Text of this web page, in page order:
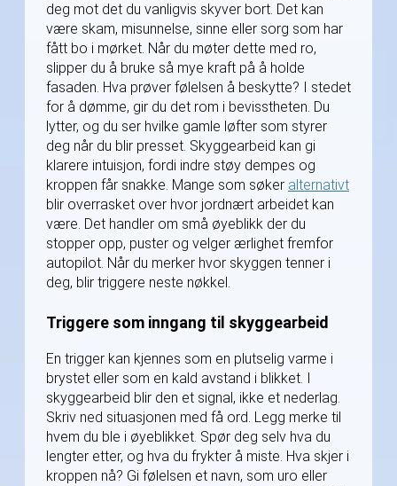
deg mot det du vanligvis skyver bort. Det kan
være skam, misunnelse, sinne eller sorg som har
fått bo i mørket. Når du møter dette med ro,
slipper du å bruke så mye kraft på å holde
fasaden. Hva prøver følelsen å beskytte? I stedet
for å dømme, gir du det rom i bevisstheten. Du
lytter, og du ser hvilke gamle løfter som styrer
deg når du blir presset. Skyggearbeid kan gi
klarere intuisjon, fordi indre støy dempes og
kroppen får snakke. Mange som søker alternativt
blir overrasket over hvor jordnært arbeidet kan
være. Det handler om små øyeblikk der du
stopper opp, puster og velger ærlighet fremfor
autopilot. Når du merker hvor skyggen tenner i
deg, blir triggere neste nøkkel.
Triggere som inngang til skyggearbeid
En trigger kan kjennes som en plutselig varme i
brystet eller som en kald avstand i blikket. I
skyggearbeid blir den et signal, ikke et nederlag.
Skriv ned situasjonen med få ord. Legg merke til
hvem du ble i øyeblikket. Spør deg selv hva du
lengter etter, og hva du frykter å miste. Hva skjer i
kroppen nå? Gi følelsen et navn, som uro eller